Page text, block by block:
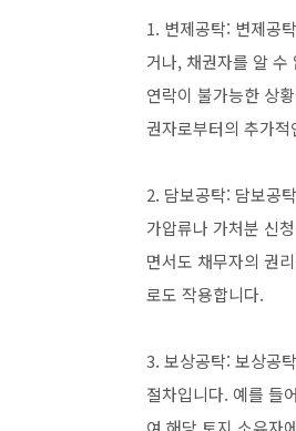
1. 변제공탁: 변제공
거나, 채권자를 알 수
연락이 불가능한 상
권자로부터의 추가
2. 담보공탁: 담보공
가압류나 가처분 신
면서도 채무자의 권
로도 작용합니다.
3. 보상공탁: 보상공
절차입니다. 예를 들